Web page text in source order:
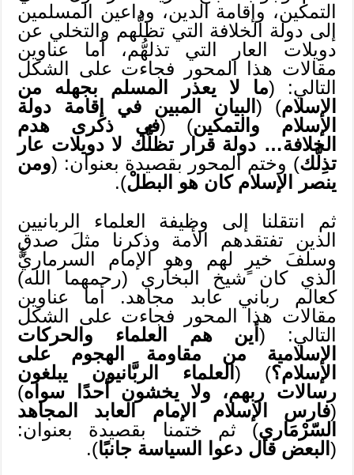
التمكين، وإقامة الدين، وداعين المسلمين
إلى دولة الخلافة التي تظلُّهم والتخلي عن
دويلات العار التي تذلهُّم، أما عناوين
مقالات هذا المحور فجاءت على الشكل
التالي: (ما لا يعذر المسلم بجهله من
الإسلام) ( البيان المبين في إقامة دولة
الإسلام والتمكين) (في ذكرى هدم
الخلافة… دولة قرار تظلُّك لا دويلات عار
تذِلُّك) وختم المحور بقصيدة بعنوان: (ومن
ينصر الإسلام كان هو البطلْ).
ثم انتقلنا إلى وظيفة العلماء الربانيين
الذين تفتقدهم الأمة وذكرنا مثلَ صدقٍ
وسلفَ خيرٍ لهم وهو الإمام السرماريُّ
الذي كان شيخ البخاري (رحمهما الله)
كعالم رباني عابد مجاهد. أما عناوين
مقالات هذا المحور فجاءت على الشكل
التالي: (أين هم العلماء والحركات
الإسلامية من مقاومة الهجوم على
الإسلام؟) (العلماء الربَّانيون يبلغون
رسالات ربهم، ولا يخشون أحدًا سواه)
(فارس الإسلام الإمام العابد المجاهد
السّرْمَاري) ثم ختمنا بقصيدة بعنوان:
( البعض قال دعوا السياسة جانبًا).